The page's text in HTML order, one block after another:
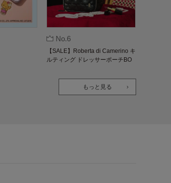
No.6
【SALE】Roberta di Camerino キ
ルティング ドレッサーポーチBO
もっと見る